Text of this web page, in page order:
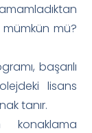
mü?
başarılı
lisans
tanır.
konaklama